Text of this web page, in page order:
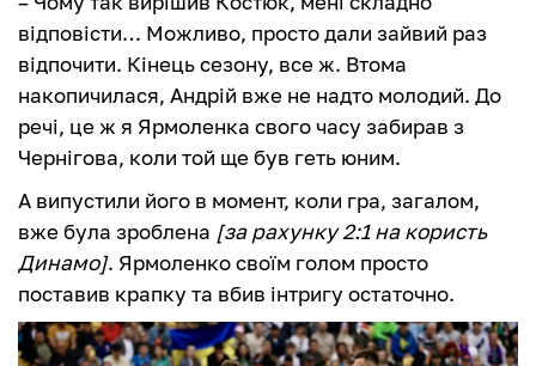
відповісти… Можливо, просто дали зайвий раз
відпочити. Кінець сезону, все ж. Втома
накопичилася, Андрій вже не надто молодий. До
речі, це ж я Ярмоленка свого часу забирав з
Чернігова, коли той ще був геть юним.
А випустили його в момент, коли гра, загалом,
вже була зроблена [за рахунку 2:1 на користь
Динамо]. Ярмоленко своїм голом просто
поставив крапку та вбив інтригу остаточно.